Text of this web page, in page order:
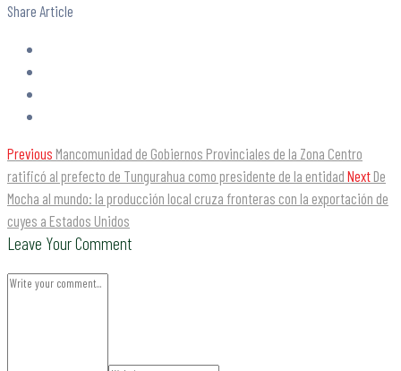
Share Article
Previous Mancomunidad de Gobiernos Provinciales de la Zona Centro
ratificó al prefecto de Tungurahua como presidente de la entidad Next De
Mocha al mundo: la producción local cruza fronteras con la exportación de
cuyes a Estados Unidos
Leave Your Comment